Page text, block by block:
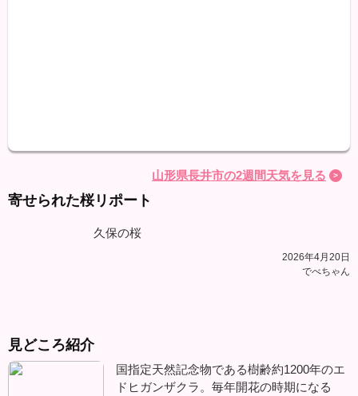
山形県長井市の2週間天気を見る
寄せられた桜リポート
久保の桜
2026年4月20日
でべちゃん
見どころ紹介
国指定天然記念物である樹齢約1200年のエ
ドヒガンザクラ。毎年開花の時期になる